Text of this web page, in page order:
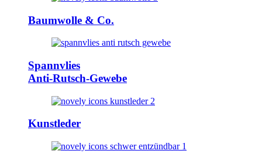
Baumwolle & Co.
Spannvlies
Anti-Rutsch-Gewebe
Kunstleder